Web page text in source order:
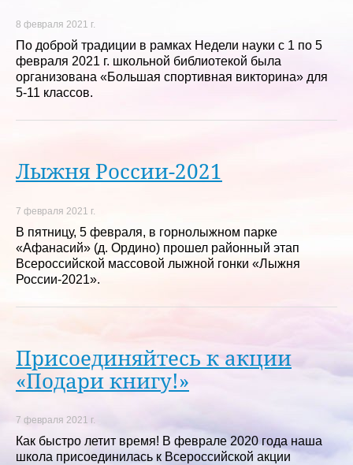
8 февраля 2021 г.
По доброй традиции в рамках Недели науки с 1 по 5
февраля 2021 г. школьной библиотекой была
организована «Большая спортивная викторина» для
5-11 классов.
Лыжня России-2021
7 февраля 2021 г.
В пятницу, 5 февраля, в горнолыжном парке
«Афанасий» (д. Ордино) прошел районный этап
Всероссийской массовой лыжной гонки «Лыжня
России-2021».
Присоединяйтесь к акции
«Подари книгу!»
7 февраля 2021 г.
Как быстро летит время! В феврале 2020 года наша
школа присоединилась к Всероссийской акции